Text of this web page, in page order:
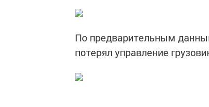
По предварительным
потерял управление